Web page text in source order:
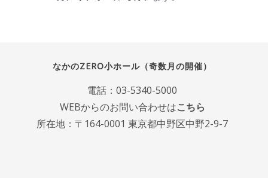
なかのZERO小ホール（奇数月の開催）
電話：03-5340-5000
WEBからのお問い合わせはこちら
所在地：〒164-0001 東京都中野区中野2-9-7